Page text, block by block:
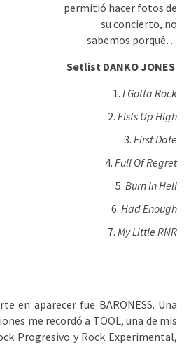
permitió hacer fotos de
su concierto, no
sabemos porqué…
Setlist DANKO JONES
I Gotta Rock
Fists Up High
First Date
Full Of Regret
Burn In Hell
Had Enough
My Little RNR
en aparecer fue BARONESS. Una
me recordó a TOOL, una de mis
Progresivo y Rock Experimental,